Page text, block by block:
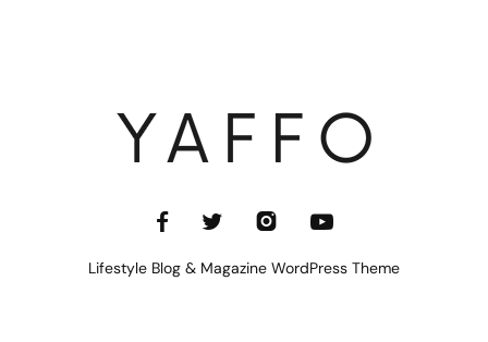
Lifestyle Blog & Magazine WordPress Theme